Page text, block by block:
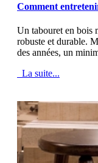
Comment
Un tabouret en bois
robuste et durable.
des années, un
La suite...